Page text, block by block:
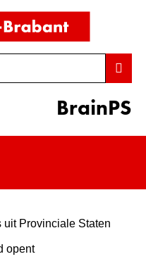
BrainPS
uit Provinciale Staten
opent